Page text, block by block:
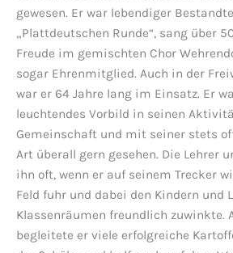
gewesen. Er war lebendiger
„Plattdeutschen Runde“, sang über
Freude im gemischten Chor
sogar Ehrenmitglied. Auch in der
war er 64 Jahre lang im Einsatz. Er
leuchtendes Vorbild in seinen
Gemeinschaft und mit seiner stets
Art überall gern gesehen. Die Lehrer
ihn oft, wenn er auf seinem Trecker
Feld fuhr und dabei den Kindern und
Klassenräumen freundlich zuwinkte.
begleitete er viele erfolgreiche